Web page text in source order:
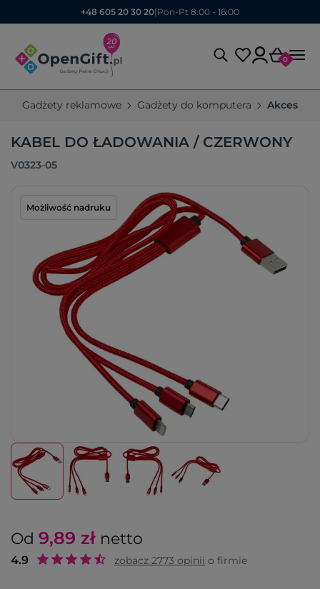
+48 605 20 30 20| Pon-Pt 8:00 - 16:00
0
Gadżety reklamowe Gadżety do komputera Akcesoria
KABEL DO ŁADOWANIA / CZERWONY
V0323-05
Możliwość nadruku
Od 9,89 zł netto
4.9 zobacz 2773 opinii o firmie